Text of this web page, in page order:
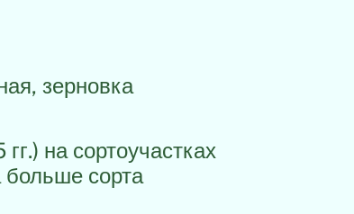
зерновка
на сортоучастках
больше сорта